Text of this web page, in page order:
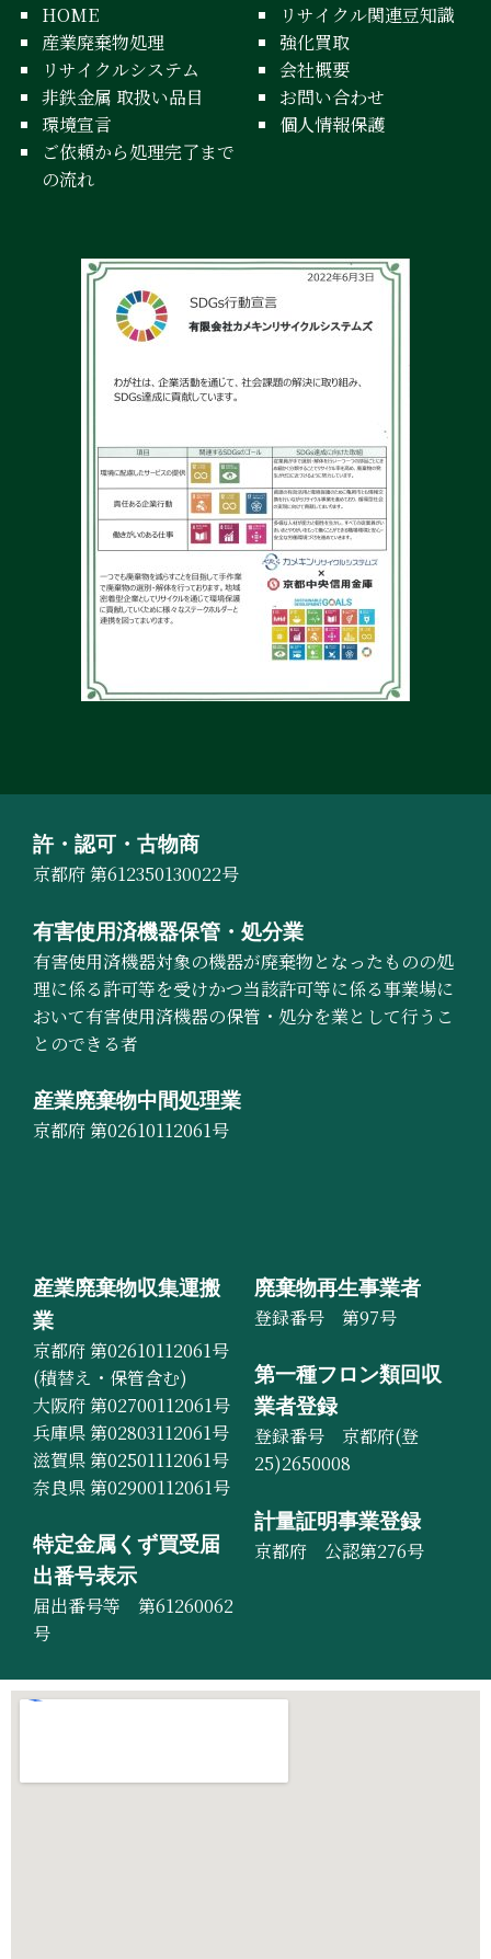
HOME
産業廃棄物処理
リサイクルシステム
非鉄金属 取扱い品目
環境宣言
ご依頼から処理完了まで
の流れ
リサイクル関連豆知識
強化買取
会社概要
お問い合わせ
個人情報保護
許・認可・古物商
京都府 第612350130022号
有害使用済機器保管・処分業
有害使用済機器対象の機器が廃棄物となったものの処
理に係る許可等を受けかつ当該許可等に係る事業場に
おいて有害使用済機器の保管・処分を業として行うこ
とのできる者
産業廃棄物中間処理業
京都府 第02610112061号
産業廃棄物収集運搬
業
京都府 第02610112061号
(積替え・保管含む)
大阪府 第02700112061号
兵庫県 第02803112061号
滋賀県 第02501112061号
奈良県 第02900112061号
特定金属くず買受届
出番号表示
届出番号等 第61260062
号
廃棄物再生事業者
登録番号 第97号
第一種フロン類回収
業者登録
登録番号 京都府(登
25)2650008
計量証明事業登録
京都府 公認第276号